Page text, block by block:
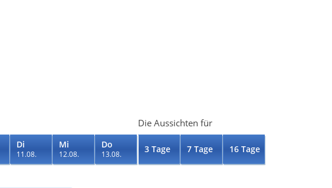
Di
11.08.
Mi
12.08.
Do
13.08.
Die Aussichten für
3 Tage 7 Tage 16 Tage